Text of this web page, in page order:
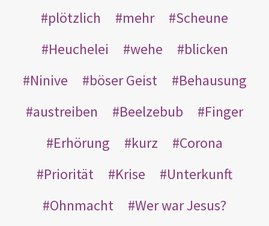
plötzlich mehr
Scheune
Heuchelei
wehe
blicken
Ninive
böser Geist
Behausung
austreiben
Beelzebub
Finger
Erhörung
kurz
Corona
Priorität
Krise
Unterkunft
Ohnmacht
Wer war Jesus?